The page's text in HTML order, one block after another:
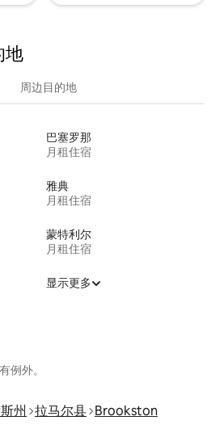
地
周边目的地
巴塞罗那
月租住宿
雅典
月租住宿
蒙特利尔
月租住宿
显示更多
例外。
州 拉马尔县 Brookston